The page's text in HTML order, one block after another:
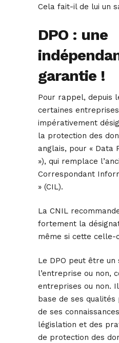
Cela fait-il de lui un
DPO : une
garantie !
Pour rappel, depuis
certaines
impérativement
la protection des
anglais, pour « Data
»), qui remplace
Correspondant
» (CIL).
La CNIL
fortement la
même si cette celle-
Le DPO peut être un
l’entreprise ou non,
entreprises ou non.
base de ses
de ses
législation et des
de protection des